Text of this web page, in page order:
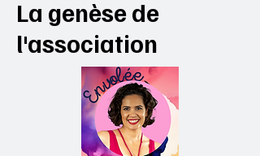
La genèse de
l'association